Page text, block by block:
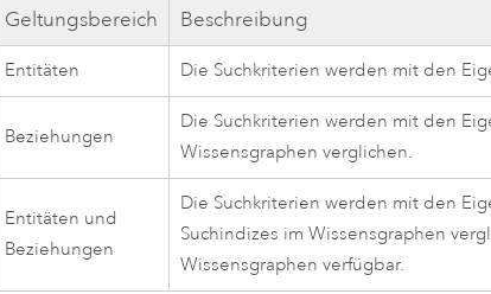
Geltungsbereich Beschreibung
Entitäten Die Suchkriterien werden mit den
Beziehungen
Die Suchkriterien werden mit den
Wissensgraphen verglichen.
Entitäten und
Beziehungen
Die Suchkriterien werden mit den
Suchindizes im Wissensgraphen
Wissensgraphen verfügbar.